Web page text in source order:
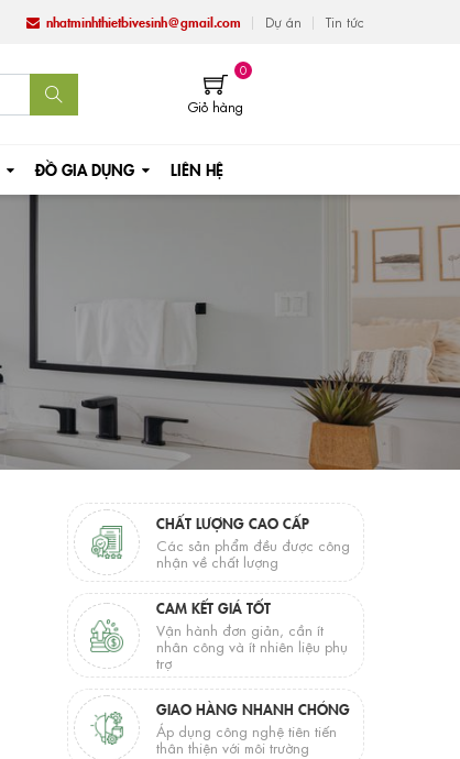
nhatminhthietbivesinh@gmail.com Dự án Tin tức
0
Giỏ hàng
ĐỒ GIA DỤNG LIÊN HỆ
CHẤT LƯỢNG CAO CẤP
Các sản phẩm đều được công
nhận về chất lượng
CAM KẾT GIÁ TỐT
Vận hành đơn giản, cần ít
nhân công và ít nhiên liệu phụ
trợ
GIAO HÀNG NHANH CHÓNG
Áp dụng công nghệ tiên tiến
thân thiện với môi trường